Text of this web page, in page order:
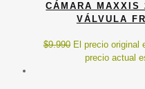
CÁMARA
VÁLVULA
$9.990 El precio original
precio actual